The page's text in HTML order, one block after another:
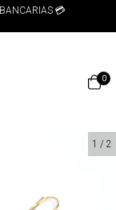
💲 10% DE
0
1 / 2